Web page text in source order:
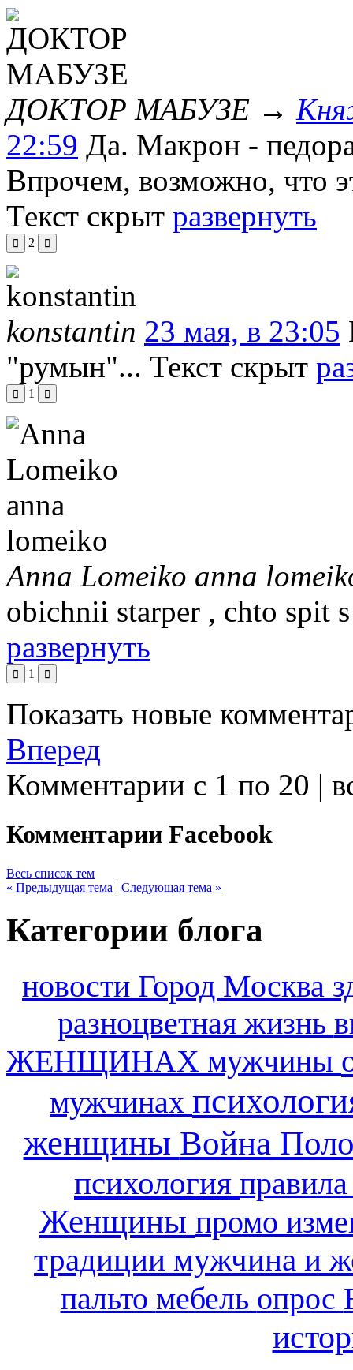
ДОКТОР МАБУЗЕ →
22:59 Да. Макрон -
Впрочем, возможно, что
Текст скрыт развернуть
2
konstantin 23 мая, в 23:05
"румын"... Текст скрыт
1
Anna Lomeiko anna
obichnii starper , chto spit
развернуть
1
Показать новые
Вперед
Комментарии с 1 по 20 |
Комментарии Facebook
Весь список тем
« Предыдущая тема | Следующая тема »
Категории блога
новости Город Москва
разноцветная жизнь
ЖЕНЩИНАХ мужчины
мужчинах
женщины Война
психология
Женщины промо
традиции мужчина и
пальто мебель опрос